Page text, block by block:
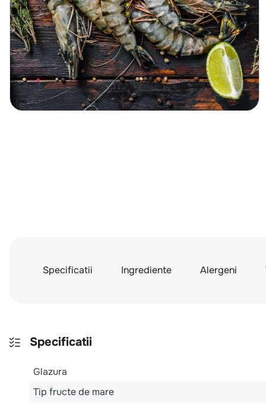
Specificatii Ingrediente Alergeni
Specificatii
Glazura
Tip fructe de mare